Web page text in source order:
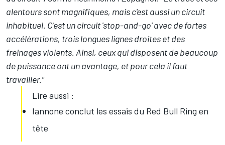
alentours sont magnifiques, mais c'est aussi un circuit
inhabituel. C'est un circuit 'stop-and-go' avec de fortes
accélérations, trois longues lignes droites et des
freinages violents. Ainsi, ceux qui disposent de beaucoup
de puissance ont un avantage, et pour cela il faut
travailler."
Lire aussi :
Iannone conclut les essais du Red Bull Ring en
tête